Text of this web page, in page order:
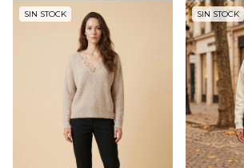
SIN STOCK SIN STOCK